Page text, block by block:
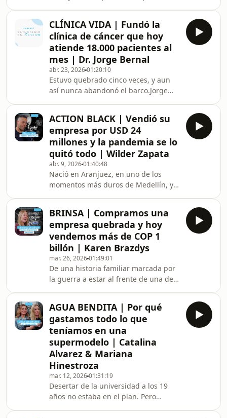
qué entre el
una compañía que ha vendido hasta
$239.000 millones al año.Juan Camilo
Hernández, fundador de Offcorss, es
todo menos un empresario
tradicional.En este episodio hablamos
de decisiones poco convencionales:
de construir sin plan B, de liderar
desde la intuición y de crear una
marca que cambió c
CLÍNICA VIDA | Fundó la
clínica de cáncer que hoy
atiende 18.000 pacientes al
mes | Dr. Jorge Bernal
abr. 23, 202601:20:10
Estuvo quebrado cinco veces, y aun
así nunca abandonó el barco.Jorge
más importantes de Colombia.Lo que
empezó en 1991 como una
“testarudez”, hoy es una fundación
con 5 sedes, que atiende a más de
18.000 pacientes al mes y factura más
de $300.000 millones.En este episodio
hablamos de liderazgo, propósito y
resiliencia. De c
ACTION BLACK | Vendió su
empresa por USD 24
millones y la pandemia se lo
quitó todo | Wilder Zapata
abr. 9, 202601:40:48
Nació en Aranjuez, en uno de los
momentos más duros de Medellín, y
aspiracionales de la ciudad.Wilder
Zapata, fundador y CEO de Action
Black, ha construido una compañía
que mezcla fitness y entretenimiento
para transformar miles de
vidas.Conversamos con él después de
cerrar una financiación de USD 15
millones para su expansión. Pero este
epi
BRINSA | Compramos una
empresa quebrada y hoy
vendemos más de COP 1
billón | Karen Brazdys
mar. 26, 202601:49:01
De una historia familiar marcada por
la guerra a estar al frente de una de
compañía detrás de Refisal y Blancox,
lidera una operación de 1.600
personas y cerca de $1 billón en
ventas.En este episodio hablamos de
lo que no siempre se cuenta: cómo se
construye cultura de verdad, cómo se
lidera entre familia y corporación, y
qué si
AGUA BENDITA | Por qué
gastamos todo lo que
teníamos en una
supermodelo | Catalina
Alvarez & Mariana
Hinestroza
mar. 12, 202601:31:19
Desertar de la universidad a los 19
años no estaba en el plan. Pero